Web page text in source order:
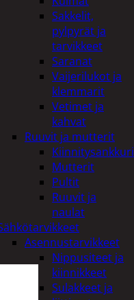
Sakkelit,
pylpyrät ja
tarvikkeet
Saranat
Vaijerilukot ja
klemmarit
Vetimet ja
kahvat
Ruuvit ja mutterit
Mutterit
Pultit
Ruuvit ja
naulat
Asennustarvikkeet
Nippusiteet ja
kiinnikkeet
Sulakkeet ja